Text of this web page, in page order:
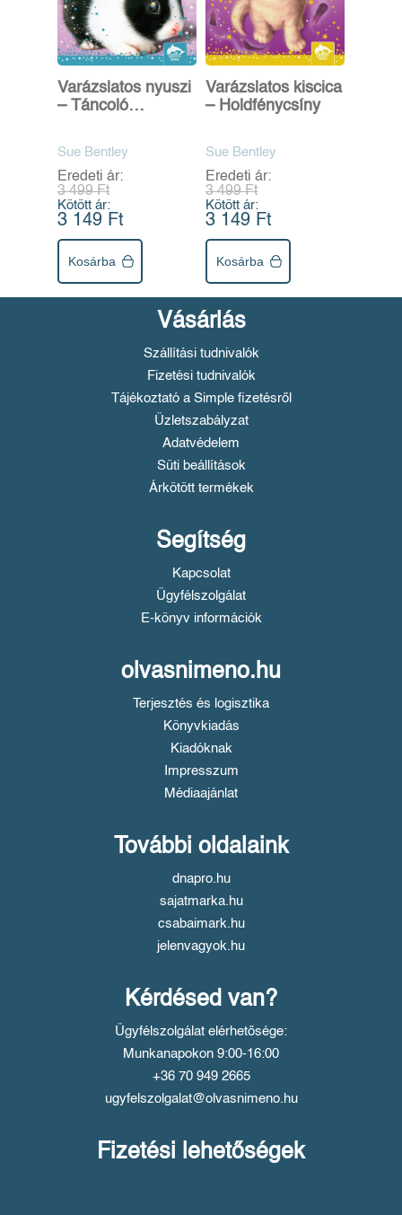
Varázslatos nyuszi
– Táncoló
Sue Bentley
Eredeti ár:
3 499 Ft
Kötött ár:
3 149 Ft
Kosárba
Varázslatos kiscica
– Holdfénycsíny
Sue Bentley
Eredeti ár:
3 499 Ft
Kötött ár:
3 149 Ft
Kosárba
Vásárlás
Szállítási tudnivalók
Fizetési tudnivalók
Tájékoztató a Simple fizetésről
Üzletszabályzat
Adatvédelem
Süti beállítások
Árkötött termékek
Segítség
Kapcsolat
Ügyfélszolgálat
E-könyv információk
olvasnimeno.hu
Terjesztés és logisztika
Könyvkiadás
Kiadóknak
Impresszum
Médiaajánlat
További oldalaink
dnapro.hu
sajatmarka.hu
csabaimark.hu
jelenvagyok.hu
Kérdésed van?
Ügyfélszolgálat elérhetősége:
Munkanapokon 9:00-16:00
+36 70 949 2665
ugyfelszolgalat@olvasnimeno.hu
Fizetési lehetőségek